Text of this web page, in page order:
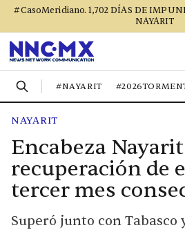
#CasoMeridiano. 1,702 DÍAS DE
NAYARIT
#NAYARIT
NAYARIT
Encabeza Nayarit
recuperación de
tercer mes
Superó junto con Tabasco